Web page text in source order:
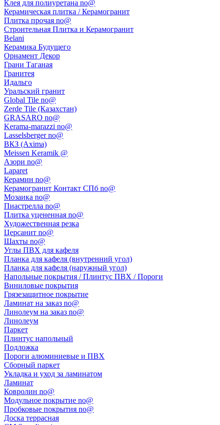
Клея для полиуретана no@
Керамическая плитка / Керамогранит
Плитка прочая no@
Строительная Плитка и Керамогранит
Belani
Керамика Будущего
Орнамент Декор
Грани Таганая
Гранитея
Идальго
Уральский гранит
Global Tile no@
Zerde Tile (Казахстан)
GRASARO no@
Kerama-marazzi no@
Lasselsberger no@
ВКЗ (Axima)
Meissen Keramik @
Азори no@
Laparet
Керамин no@
Керамогранит Контакт СПб no@
Мозаика no@
Пиастрелла no@
Плитка уцененная no@
Художественная резка
Церсанит no@
Шахты no@
Углы ПВХ для кафеля
Планка для кафеля (внутренний угол)
Планка для кафеля (наружный угол)
Напольные покрытия / Плинтус ПВХ / Пороги
Виниловые покрытия
Грязезащитное покрытие
Ламинат на заказ no@
Линолеум на заказ no@
Линолеум
Паркет
Плинтус напольный
Подложка
Пороги алюминиевые и ПВХ
Сборный паркет
Укладка и уход за ламинатом
Ламинат
Ковролин no@
Модульное покрытие no@
Пробковые покрытия no@
Доска террасная